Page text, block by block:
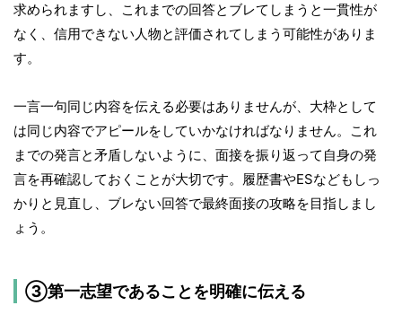
求められますし、これまでの回答とブレてしまうと一貫性が
なく、信用できない人物と評価されてしまう可能性がありま
す。
一言一句同じ内容を伝える必要はありませんが、大枠として
は同じ内容でアピールをしていかなければなりません。これ
までの発言と矛盾しないように、面接を振り返って自身の発
言を再確認しておくことが大切です。履歴書やESなどもしっ
かりと見直し、ブレない回答で最終面接の攻略を目指しまし
ょう。
③第一志望であることを明確に伝える